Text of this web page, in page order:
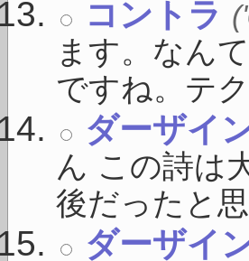
コントラ
ます。なん
ですね。テ
ダーザイ
ん この詩は
後だったと
ダーザイ